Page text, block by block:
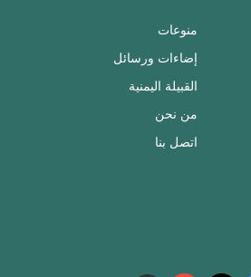
منوعات
إضاءات ورسائل
القبيلة اليمنية
من نحن
اتصل بنا